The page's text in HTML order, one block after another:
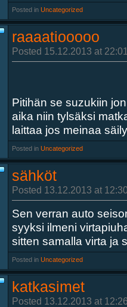
Posted in Uncategorized
raaaatiooooo
Posted 15.12.2013 at
Pitihän se suzukiin
aika niin tylsäksi
laittaa jos meinaa
Posted in Uncategorized
sähköt
Posted 13.12.2013 at
Sen verran auto
syyksi ilmeni
sitten samalla virta ja
Posted in Uncategorized
katkasimet
Posted 13.12.2013 at